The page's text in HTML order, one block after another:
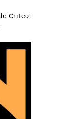
Criteo: